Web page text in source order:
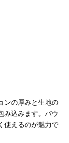
ンの厚みと生地の
み込みます。バウ
使えるのが魅力で